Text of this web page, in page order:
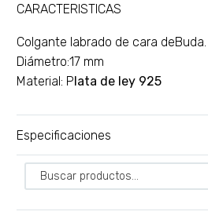
CARACTERISTICAS
Colgante labrado de cara deBuda.
Diámetro:17 mm
Material: P lata de ley 925
Especificaciones